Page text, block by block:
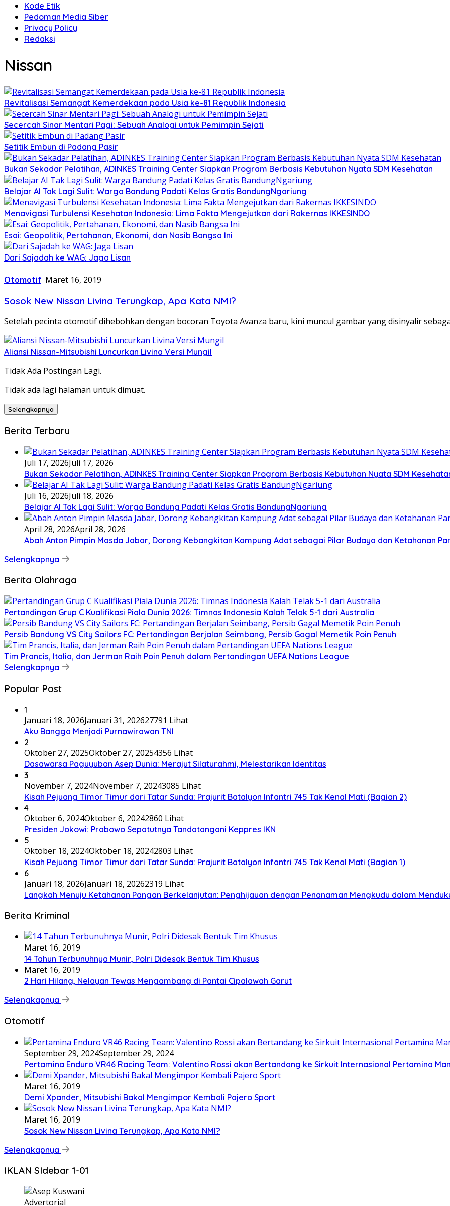
Kode Etik
Pedoman Media Siber
Privacy Policy
Redaksi
Nissan
Revitalisasi Semangat Kemerdekaan pada Usia ke-81 Republik Indonesia
Secercah Sinar Mentari Pagi: Sebuah Analogi untuk Pemimpin Sejati
Setitik Embun di Padang Pasir
Bukan Sekadar Pelatihan, ADINKES Training Center Siapkan Program Berbasis Kebutuhan Nyata SDM Kesehatan
Belajar AI Tak Lagi Sulit: Warga Bandung Padati Kelas Gratis BandungNgariung
Menavigasi Turbulensi Kesehatan Indonesia: Lima Fakta Mengejutkan dari Rakernas IKKESINDO
Esai: Geopolitik, Pertahanan, Ekonomi, dan Nasib Bangsa Ini
Dari Sajadah ke WAG: Jaga Lisan
Otomotif Maret 16, 2019
Sosok New Nissan Livina Terungkap, Apa Kata NMI?
Setelah pecinta otomotif dihebohkan dengan bocoran Toyota Avanza baru, kini muncul gambar yang disinyalir
Aliansi Nissan-Mitsubishi Luncurkan Livina Versi Mungil
Tidak Ada Postingan Lagi.
Tidak ada lagi halaman untuk dimuat.
Selengkapnya
Berita Terbaru
Juli 17, 2026Juli 17, 2026
Bukan Sekadar Pelatihan, ADINKES Training Center Siapkan Program Berbasis Kebutuhan Nyata SDM
Juli 16, 2026Juli 18, 2026
Belajar AI Tak Lagi Sulit: Warga Bandung Padati Kelas Gratis BandungNgariung
April 28, 2026April 28, 2026
Abah Anton Pimpin Masda Jabar, Dorong Kebangkitan Kampung Adat sebagai Pilar Budaya dan Ketahanan
Selengkapnya
Berita Olahraga
Pertandingan Grup C Kualifikasi Piala Dunia 2026: Timnas Indonesia Kalah Telak 5-1 dari Australia
Persib Bandung VS City Sailors FC: Pertandingan Berjalan Seimbang, Persib Gagal Memetik Poin Penuh
Tim Prancis, Italia, dan Jerman Raih Poin Penuh dalam Pertandingan UEFA Nations League
Selengkapnya
Popular Post
1
Januari 18, 2026Januari 31, 202627791 Lihat
Aku Bangga Menjadi Purnawirawan TNI
2
Oktober 27, 2025Oktober 27, 20254356 Lihat
Dasawarsa Paguyuban Asep Dunia: Merajut Silaturahmi, Melestarikan Identitas
3
November 7, 2024November 7, 20243085 Lihat
Kisah Pejuang Timor Timur dari Tatar Sunda: Prajurit Batalyon Infantri 745 Tak Kenal Mati (Bagian 2)
4
Oktober 6, 2024Oktober 6, 20242860 Lihat
Presiden Jokowi: Prabowo Sepatutnya Tandatangani Keppres IKN
5
Oktober 18, 2024Oktober 18, 20242803 Lihat
Kisah Pejuang Timor Timur dari Tatar Sunda: Prajurit Batalyon Infantri 745 Tak Kenal Mati (Bagian 1)
6
Januari 18, 2026Januari 18, 20262319 Lihat
Langkah Menuju Ketahanan Pangan Berkelanjutan: Penghijauan dengan Penanaman Mengkudu dalam
Berita Kriminal
Maret 16, 2019
14 Tahun Terbunuhnya Munir, Polri Didesak Bentuk Tim Khusus
Maret 16, 2019
2 Hari Hilang, Nelayan Tewas Mengambang di Pantai Cipalawah Garut
Selengkapnya
Otomotif
September 29, 2024September 29, 2024
Pertamina Enduro VR46 Racing Team: Valentino Rossi akan Bertandang ke Sirkuit Internasional Pertamina
Maret 16, 2019
Demi Xpander, Mitsubishi Bakal Mengimpor Kembali Pajero Sport
Maret 16, 2019
Sosok New Nissan Livina Terungkap, Apa Kata NMI?
Selengkapnya
IKLAN SIdebar 1-01
Advertorial